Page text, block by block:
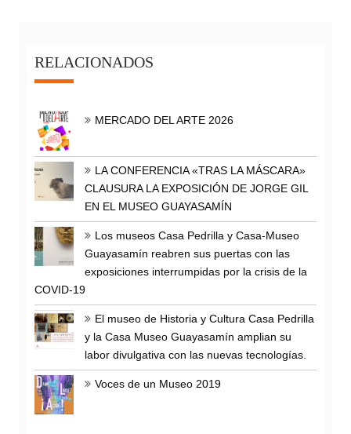
RELACIONADOS
MERCADO DEL ARTE 2026
LA CONFERENCIA «TRAS LA MÁSCARA»
CLAUSURA LA EXPOSICIÓN DE JORGE GIL
EN EL MUSEO GUAYASAMÍN
Los museos Casa Pedrilla y Casa-Museo
Guayasamín reabren sus puertas con las
exposiciones interrumpidas por la crisis de la
COVID-19
El museo de Historia y Cultura Casa Pedrilla
y la Casa Museo Guayasamín amplian su
labor divulgativa con las nuevas tecnologías.
Voces de un Museo 2019